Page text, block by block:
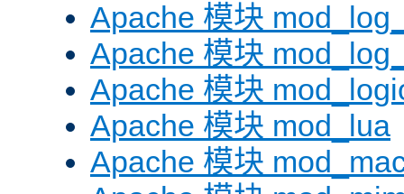
Apache 模块
Apache 模块
Apache 模块
Apache 模块 mod_lua
Apache 模块